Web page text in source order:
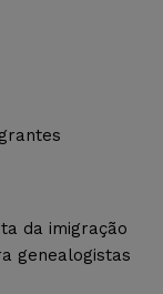
da imigração
genealogistas